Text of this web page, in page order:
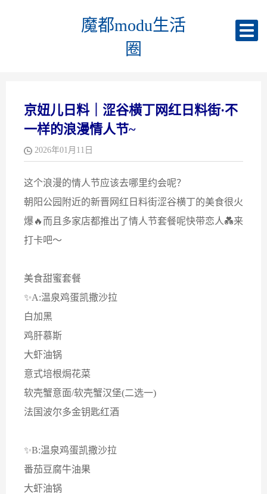
魔都modu生活
圈
京妞儿日料｜涩谷横丁网红日料街·不
一样的浪漫情人节~
2026年01月11日
这个浪漫的情人节应该去哪里约会呢？
朝阳公园附近的新晋网红日料街涩谷横丁的美食很火
爆🔥而且多家店都推出了情人节套餐呢快带恋人💑来
打卡吧～
美食甜蜜套餐
✨A:温泉鸡蛋凯撒沙拉
白加黑
鸡肝慕斯
大虾油锅
意式培根焗花菜
软壳蟹意面/软壳蟹汉堡(二选一)
法国波尔多金钥匙红酒
✨B:温泉鸡蛋凯撒沙拉
番茄豆腐牛油果
大虾油锅